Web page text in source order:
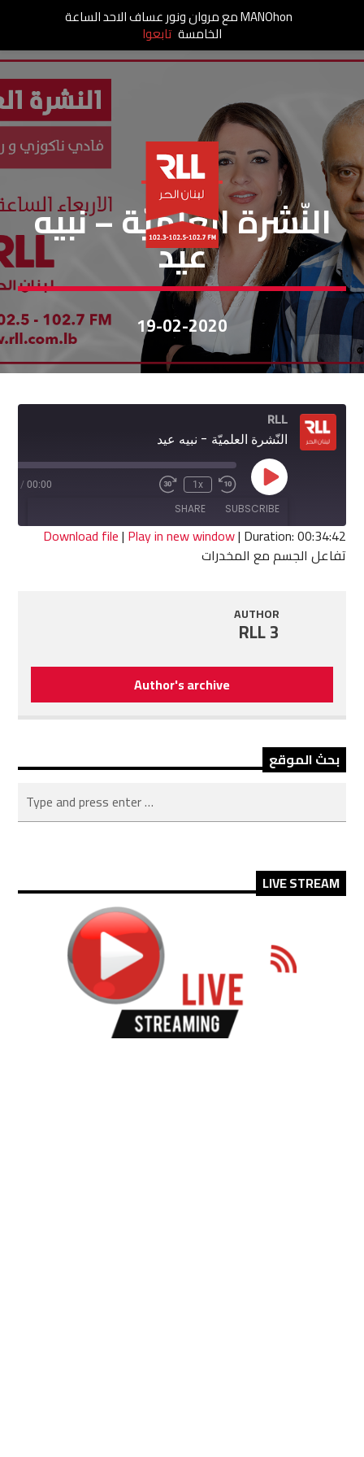
النشرة العلمية
النّشرة العلميّة – نبيه
عيد
19-02-2020
RLL
النّشرة العلميّة - نبيه عيد
Play
Episode
Rewind
10
Seconds
1x
Fast
seconds
00:00
/
SUBSCRIBE
SHARE
SHARE
Download file| Play in new window| Duration: 00:34:42
تفاعل الجسم مع المخدرات
AUTHOR
RLL 3
Author's archive
بحث الموقع
LIVE STREAM
MANOhon مع مروان ونور عساف الاحد الساعة
الخامسة تابعوا